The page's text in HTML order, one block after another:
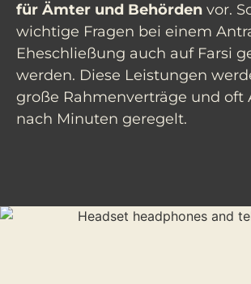
für Ämter und Behörden vor.
wichtige Fragen bei einem
Eheschließung auch auf Farsi
werden. Diese Leistungen
große Rahmenverträge und oft
nach Minuten geregelt.